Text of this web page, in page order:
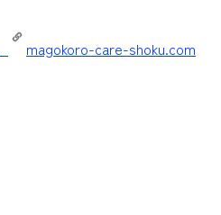
magokoro-care-shoku.com